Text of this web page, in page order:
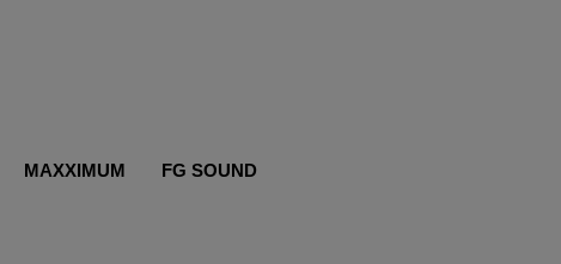
MAXXIMUM FG SOUND